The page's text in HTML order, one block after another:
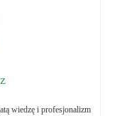
wiedzę i profesjonalizm